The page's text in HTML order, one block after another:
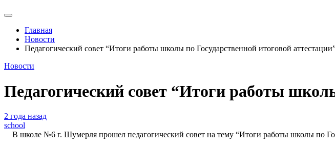
Главная
Новости
Педагогический совет “Итоги работы школы по Государственной итоговой
Новости
Педагогический совет “Итоги работы
2 года назад
school
В школе №6 г. Шумерля прошел педагогический совет на тему “Итоги работы школы по